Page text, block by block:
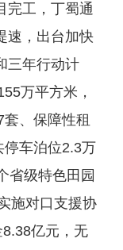
完工，丁蜀通
速，出台加快
三年行动计
万平方米，
、保障性租
车泊位2.3万
省级特色田园
施对口支援协
亿元，无